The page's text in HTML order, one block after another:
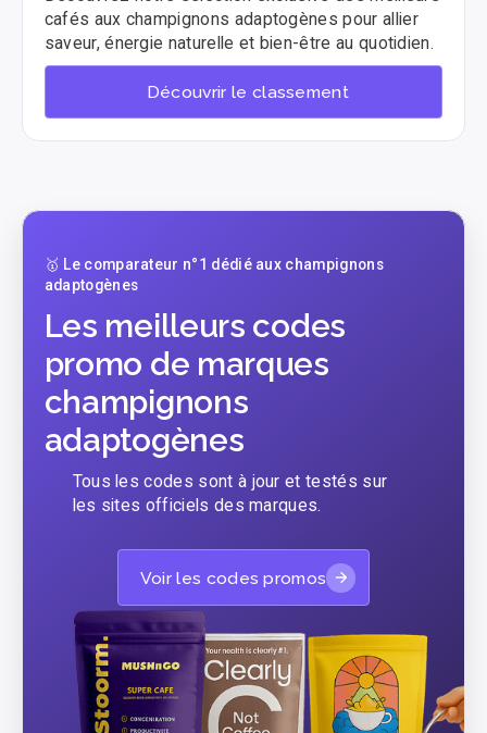
cafés aux champignons adaptogènes pour allier
saveur, énergie naturelle et bien-être au quotidien.
Découvrir le classement
🥇 Le comparateur n°1 dédié aux champignons
adaptogènes
Les meilleurs codes
promo de marques
champignons
adaptogènes
Tous les codes sont à jour et testés sur
les sites officiels des marques.
Voir les codes promos